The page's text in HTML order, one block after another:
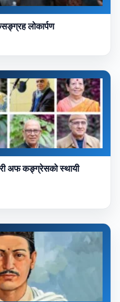
लोकार्पण
अफ कङ्ग्रेसको स्थायी